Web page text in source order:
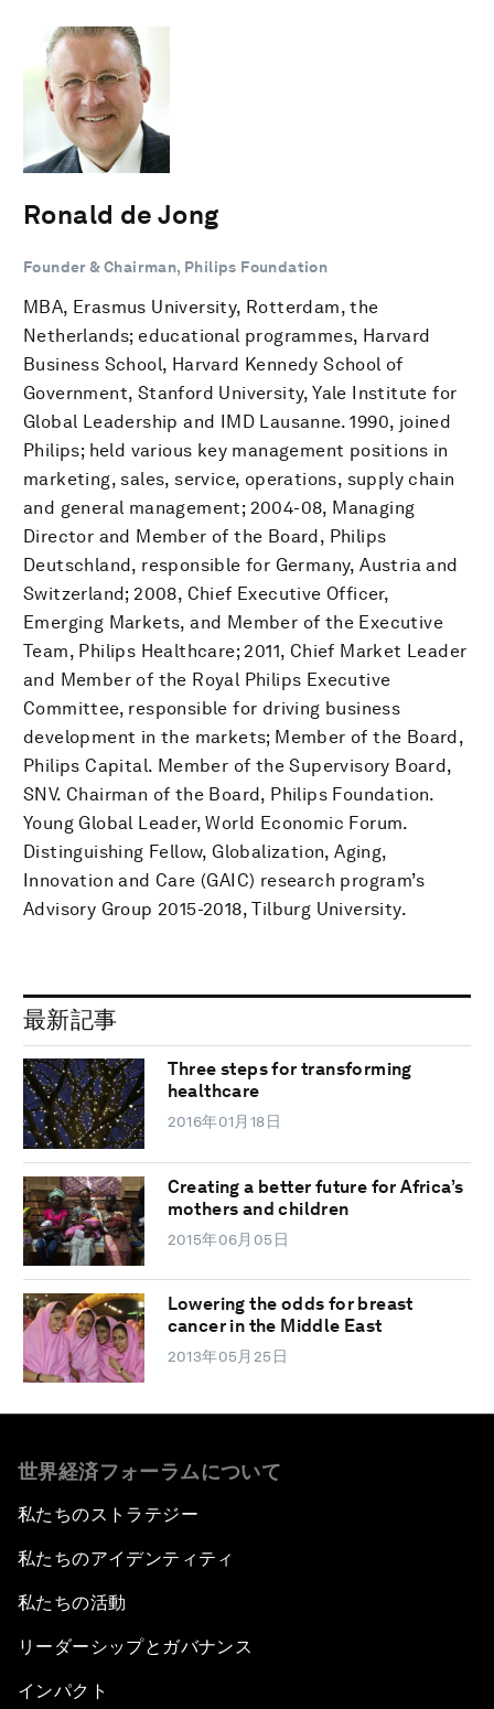
Ronald de Jong
Founder & Chairman, Philips Foundation
MBA, Erasmus University, Rotterdam, the
Netherlands; educational programmes, Harvard
Business School, Harvard Kennedy School of
Government, Stanford University, Yale Institute for
Global Leadership and IMD Lausanne. 1990, joined
Philips; held various key management positions in
marketing, sales, service, operations, supply chain
and general management; 2004-08, Managing
Director and Member of the Board, Philips
Deutschland, responsible for Germany, Austria and
Switzerland; 2008, Chief Executive Officer,
Emerging Markets, and Member of the Executive
Team, Philips Healthcare; 2011, Chief Market Leader
and Member of the Royal Philips Executive
Committee, responsible for driving business
development in the markets; Member of the Board,
Philips Capital. Member of the Supervisory Board,
SNV. Chairman of the Board, Philips Foundation.
Young Global Leader, World Economic Forum.
Distinguishing Fellow, Globalization, Aging,
Innovation and Care (GAIC) research program’s
Advisory Group 2015-2018, Tilburg University.
最新記事
Three steps for transforming
healthcare
2016年01月18日
Creating a better future for Africa’s
mothers and children
2015年06月05日
Lowering the odds for breast
cancer in the Middle East
2013年05月25日
世界経済フォーラムについて
私たちのストラテジー
私たちのアイデンティティ
私たちの活動
リーダーシップとガバナンス
インパクト